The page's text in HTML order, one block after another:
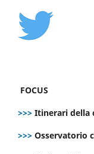
FOCUS
>>> Itinerari della
>>> Osservatorio